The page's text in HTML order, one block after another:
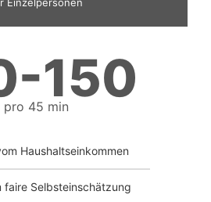
Einzelpersonen
150
pro 45 min
Haushaltseinkommen
faire Selbsteinschätzung